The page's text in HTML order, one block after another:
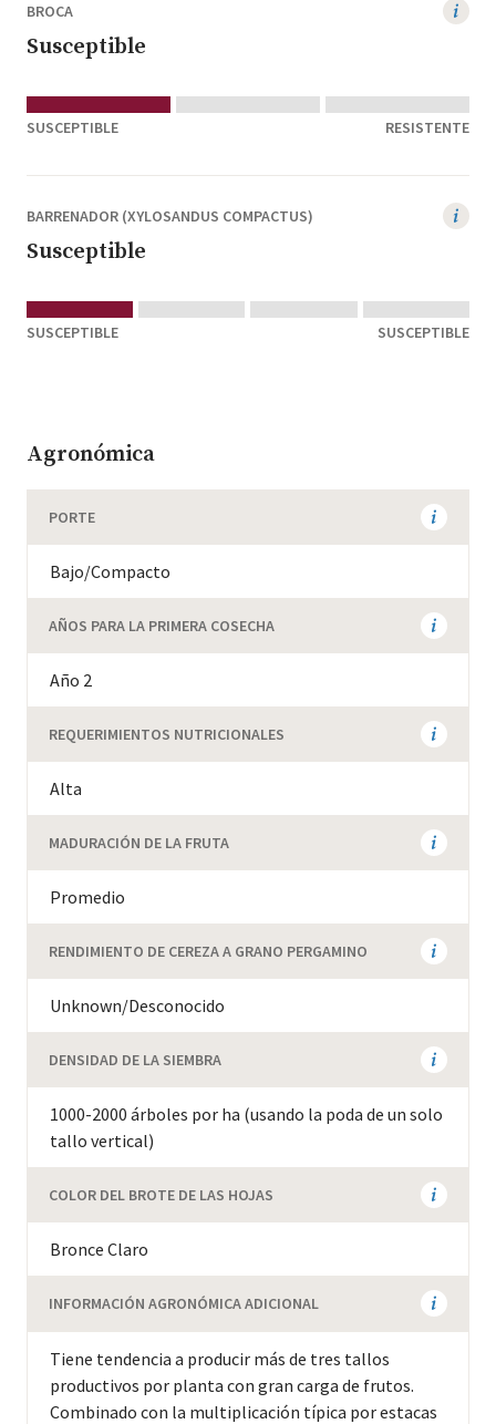
BROCA
Susceptible
SUSCEPTIBLE RESISTENTE
BARRENADOR (XYLOSANDUS COMPACTUS)
Susceptible
SUSCEPTIBLE SUSCEPTIBLE
Agronómica
PORTE
Bajo/Compacto
AÑOS PARA LA PRIMERA COSECHA
Año 2
REQUERIMIENTOS NUTRICIONALES
Alta
MADURACIÓN DE LA FRUTA
Promedio
RENDIMIENTO DE CEREZA A GRANO PERGAMINO
Unknown/Desconocido
DENSIDAD DE LA SIEMBRA
1000-2000 árboles por ha (usando la poda de un solo
tallo vertical)
COLOR DEL BROTE DE LAS HOJAS
Bronce Claro
INFORMACIÓN AGRONÓMICA ADICIONAL
Tiene tendencia a producir más de tres tallos
productivos por planta con gran carga de frutos.
Combinado con la multiplicación típica por estacas